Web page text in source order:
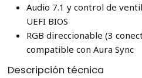
Audio 7.1 y control de
UEFI BIOS
RGB direccionable (3
compatible con Aura Sync
Descripción técnica